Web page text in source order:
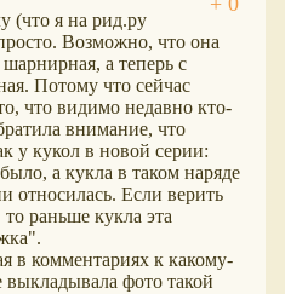
(что я на рид.ру
Возможно, что она
а теперь с
Потому что сейчас
что видимо недавно кто-
внимание, что
у кукол в новой серии:
а кукла в таком наряде
относилась. Если верить
раньше кукла эта
в комментариях к какому-
выкладывала фото такой